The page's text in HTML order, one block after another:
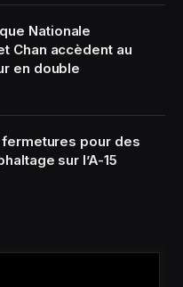
Nationale
Chan accèdent au
en double
fermetures pour des
sur l’A-15